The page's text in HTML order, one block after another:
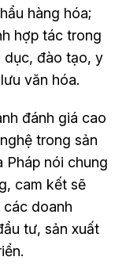
hàng hóa;
hợp tác trong
dục, đào tạo, y
văn hóa.
đánh giá cao
trong sản
Pháp nói chung
cam kết sẽ
doanh
tư, sản xuất